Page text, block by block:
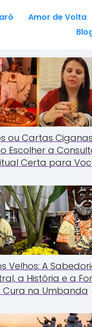
Amor de Volta
ou Cartas
Escolher a
Certa para
Velhos: A
a História e a
na Umbanda